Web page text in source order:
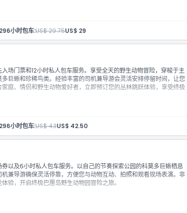
，甚至濒危物种
杜瓦、乌鲁瓦图、金巴兰、萨努尔、乌布和塔纳洛特。请在结账页面
有附加费需以现金直接支付给司机
朗阿森、布勒灵、内加拉、邦利、克隆孔）、每车IDR 100,000（贾
350,000 吉利马努克港口、门贾巷、普穆特兰
间服务（00:00-06:00接送）：IDR 250,000
6小时包车:US$ 29.75US$ 29
场门票和12小时私人包车服务。享受全天的野生动物冒险，穿梭于主
巨蜥和珍稀鸟类。经验丰富的司机兼导游会灵活安排停留时间，让您
庭、情侣和野生动物爱好者，立即预订您的丛林跳跃体验，享受终极
的冒险之旅，遇见多种动物，甚至包括濒危物种
杜瓦、乌鲁瓦图、金巴兰、沙努尔、乌布和塔纳洛特。请在结账页告
6小时包车:US$ 43US$ 42.50
以及6小时私人包车服务。以自己的节奏探索公园的科莫多巨蜥栖息
兼导游确保灵活停靠，方便您与动物互动、拍照和观看现场表演。非
验，开启终极巴厘岛野生动物园冒险之旅。